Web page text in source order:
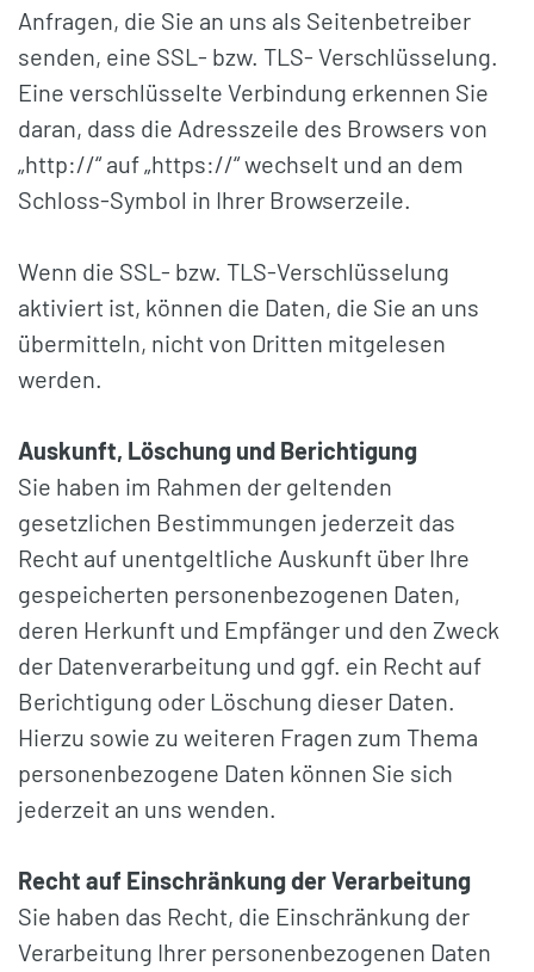
Anfragen, die Sie an uns als Seitenbetreiber
senden, eine SSL- bzw. TLS- Verschlüsselung.
Eine verschlüsselte Verbindung erkennen Sie
daran, dass die Adresszeile des Browsers von
„http://“ auf „https://“ wechselt und an dem
Schloss-Symbol in Ihrer Browserzeile.
Wenn die SSL- bzw. TLS-Verschlüsselung
aktiviert ist, können die Daten, die Sie an uns
übermitteln, nicht von Dritten mitgelesen
werden.
Auskunft, Löschung und Berichtigung
Sie haben im Rahmen der geltenden
gesetzlichen Bestimmungen jederzeit das
Recht auf unentgeltliche Auskunft über Ihre
gespeicherten personenbezogenen Daten,
deren Herkunft und Empfänger und den Zweck
der Datenverarbeitung und ggf. ein Recht auf
Berichtigung oder Löschung dieser Daten.
Hierzu sowie zu weiteren Fragen zum Thema
personenbezogene Daten können Sie sich
jederzeit an uns wenden.
Recht auf Einschränkung der Verarbeitung
Sie haben das Recht, die Einschränkung der
Verarbeitung Ihrer personenbezogenen Daten